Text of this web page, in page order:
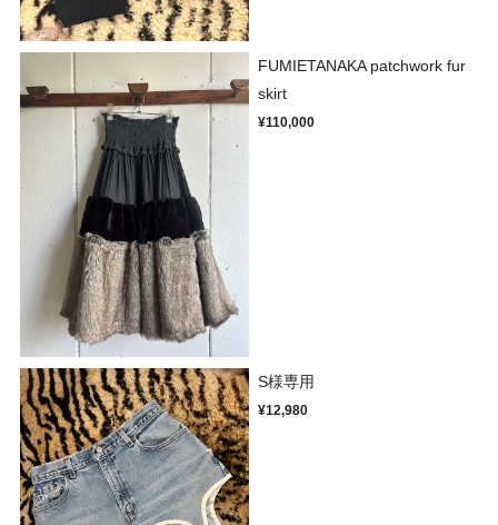
FUMIETANAKA patchwork fur
skirt
¥110,000
S様専用
¥12,980